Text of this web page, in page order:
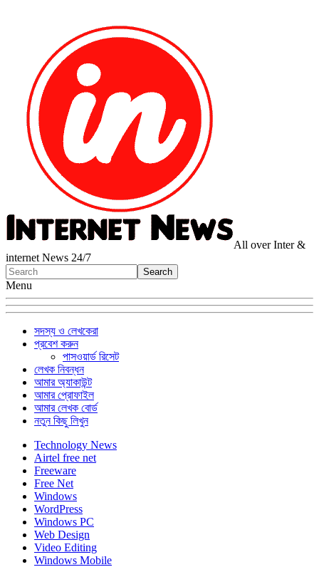
All over Inter &
internet News 24/7
Menu
সদস্য ও লেখকেরা
প্রবেশ করুন
পাসওয়ার্ড রিসেট
লেখক নিবন্ধন
আমার অ্যাকাউন্ট
আমার প্রোফাইল
আমার লেখক বোর্ড
নতুন কিছু লিখুন
Technology News
Airtel free net
Freeware
Free Net
Windows
WordPress
Windows PC
Web Design
Video Editing
Windows Mobile